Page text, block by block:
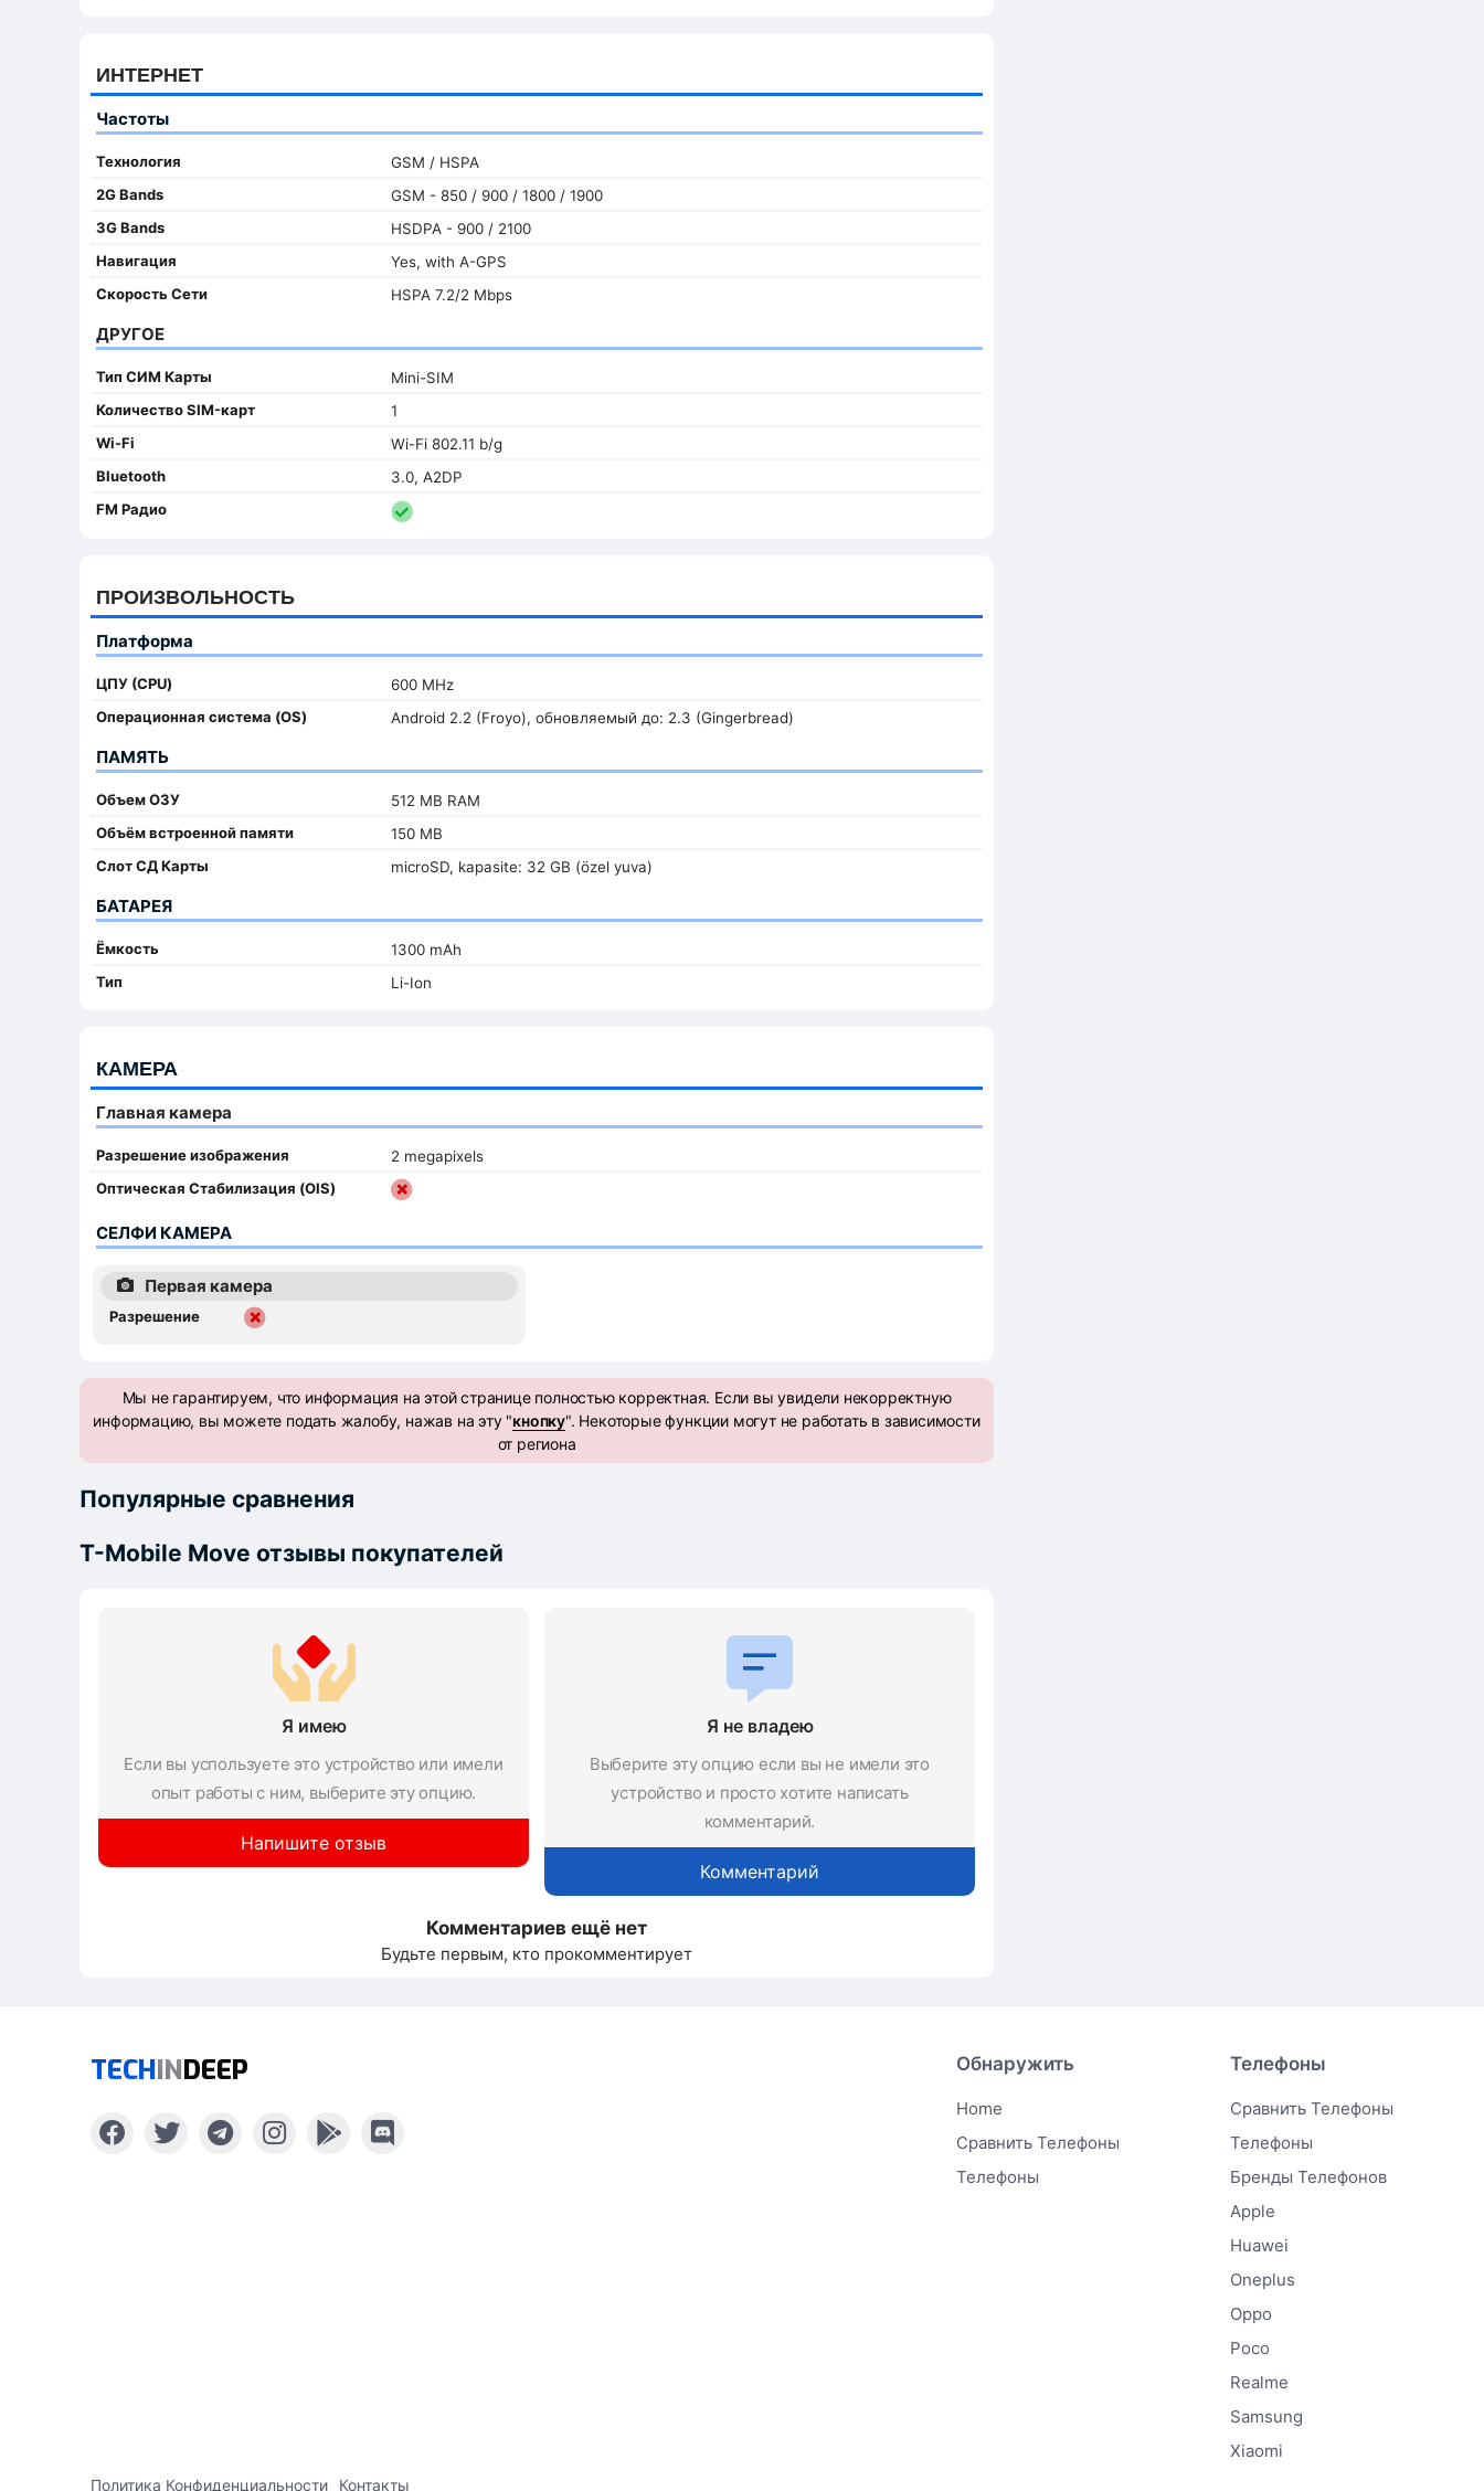
ИНТЕРНЕТ
Частоты
Технология
GSM / HSPA
2G Bands
GSM - 850 / 900 / 1800 / 1900
3G Bands
HSDPA - 900 / 2100
Навигация
Yes, with A-GPS
Скорость Сети
HSPA 7.2/2 Mbps
ДРУГОЕ
Тип СИМ Карты
Mini-SIM
Количество SIM-карт
1
Wi-Fi
Wi-Fi 802.11 b/g
Bluetooth
3.0, A2DP
FM Радио
ПРОИЗВОЛЬНОСТЬ
Платформа
ЦПУ (CPU)
600 MHz
Oперационная система (OS)
Android 2.2 (Froyo), обновляемый до: 2.3 (Gingerbread)
ПАМЯТЬ
Объем ОЗУ
512 MB RAM
Объём встроенной памяти
150 MB
Слот СД Карты
microSD, kapasite: 32 GB (özel yuva)
БАТАРЕЯ
Ёмкость
1300 mAh
Тип
Li-Ion
КАМЕРА
Главная камера
Разрешение изображения
2 megapixels
Оптическая Стабилизация (OIS)
СЕЛФИ КАМЕРА
Первая камера
Разрешение
Мы не гарантируем, что информация на этой странице полностью корректная. Если вы увидели некорректную
информацию, вы можете подать жалобу, нажав на эту "кнопку". Некоторые функции могут не работать в зависимости
от региона
Популярные сравнения
T-Mobile Move отзывы покупателей
Я имею
Если вы успользуете это устройство или имели
опыт работы с ним, выберите эту опцию.
Напишите отзыв
Я не владею
Выберите эту опцию если вы не имели это
устройство и просто хотите написать
комментарий.
Комментарий
Комментариев ещё нет
Будьте первым, кто прокомментирует
TECHINDEEP Обнаружить
Home
Сравнить Телефоны
Телефоны
Телефоны
Сравнить Телефоны
Телефоны
Бренды Телефонов
Apple
Huawei
Oneplus
Oppo
Poco
Realme
Samsung
Xiaomi
Политика Конфиденциальности Контакты